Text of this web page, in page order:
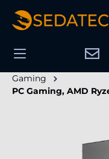
principale
Gaming
PC Gaming, AMD